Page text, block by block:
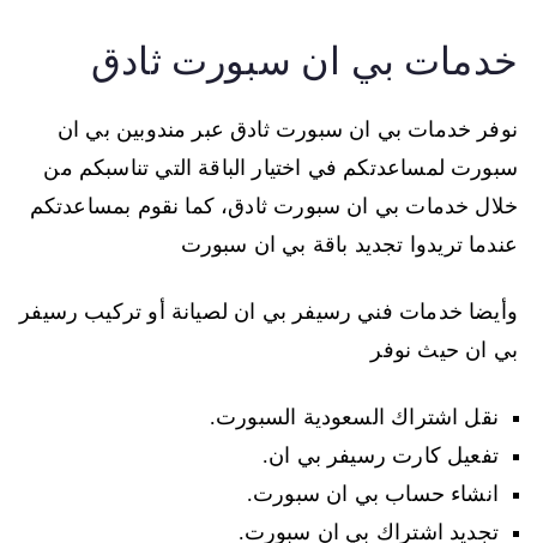
خدمات بي ان سبورت ثادق
نوفر خدمات بي ان سبورت ثادق عبر مندوبين بي ان
سبورت لمساعدتكم في اختيار الباقة التي تناسبكم من
خلال خدمات بي ان سبورت ثادق، كما نقوم بمساعدتكم
عندما تريدوا تجديد باقة بي ان سبورت
وأيضا خدمات فني رسيفر بي ان لصيانة أو تركيب رسيفر
بي ان حيث نوفر
نقل اشتراك السعودية السبورت.
تفعيل كارت رسيفر بي ان.
انشاء حساب بي ان سبورت.
تجديد اشتراك بي ان سبورت.